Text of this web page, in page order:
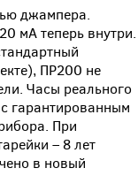
джампера.
мА теперь внутри.
ПР200 не
Часы реального
гарантированным
При
– 8 лет
в новый